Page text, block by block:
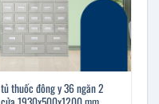
tủ thuốc đông y 36 ngăn 2